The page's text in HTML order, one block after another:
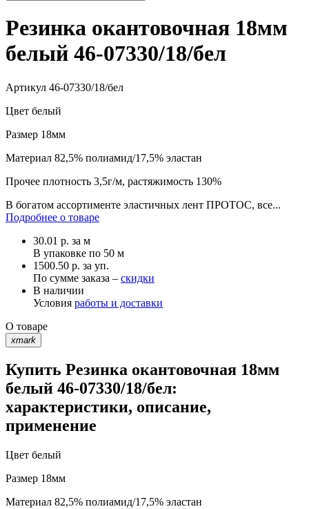
Резинка окантовочная 18мм
белый 46-07330/18/бел
Артикул 46-07330/18/бел
Цвет белый
Размер 18мм
Материал 82,5% полиамид/17,5% эластан
Прочее плотность 3,5г/м, растяжимость 130%
В богатом ассортименте эластичных лент ПРОТОС, все...
Подробнее о товаре
30.01 р. за м
В упаковке по 50 м
1500.50 р. за уп.
По сумме заказа – скидки
В наличии
Условия работы и доставки
О товаре
xmark
Купить Резинка окантовочная 18мм
белый 46-07330/18/бел:
характеристики, описание,
применение
Цвет белый
Размер 18мм
Материал 82,5% полиамид/17,5% эластан